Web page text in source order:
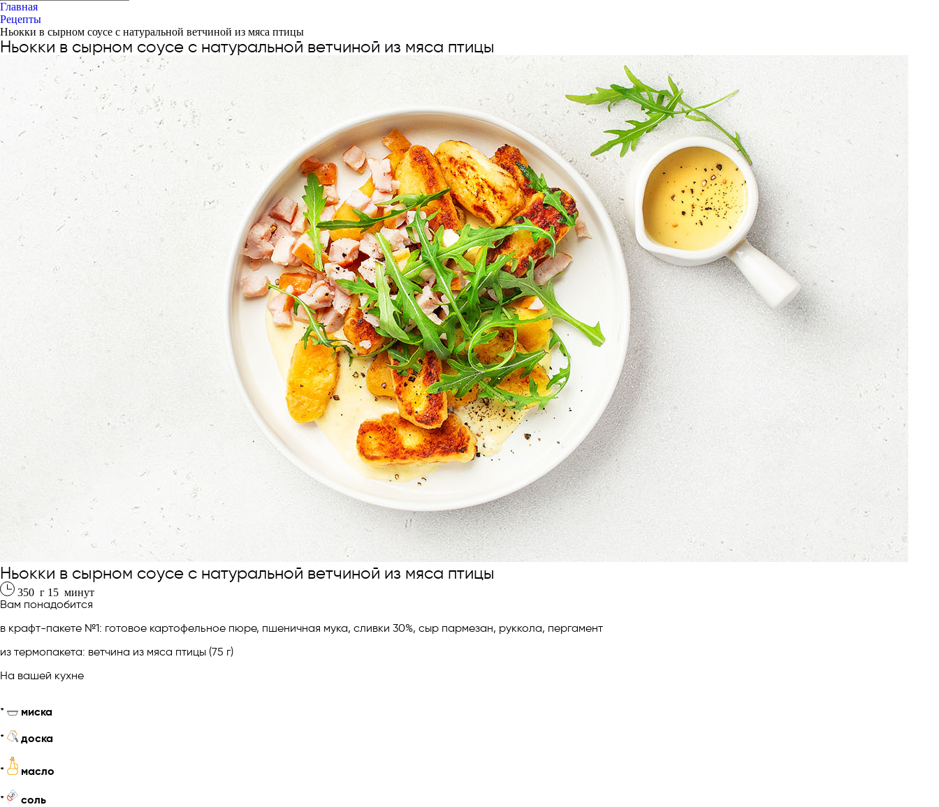
Главная
Рецепты
Ньокки в сырном соусе с натуральной ветчиной из мяса птицы
Ньокки в сырном соусе с натуральной ветчиной из мяса птицы
Ньокки в сырном соусе с натуральной ветчиной из мяса птицы
350 г 15 минут
Вам понадобится
в крафт-пакете №1: готовое картофельное пюре, пшеничная мука, сливки 30%, сыр пармезан, руккола, пергамент
из термопакета: ветчина из мяса птицы (75 г)
На вашей кухне
*
миска
*
доска
* масло
* соль